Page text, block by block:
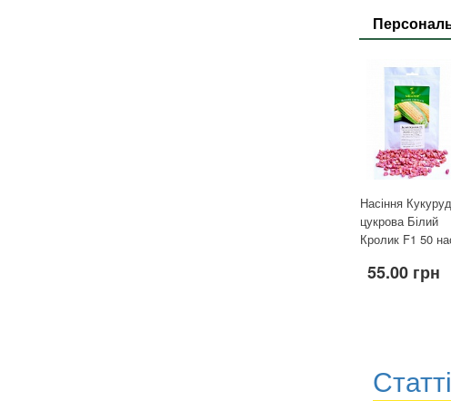
Насіння
цукрова Білий
Кролик F1 50
55.00 грн
Статті